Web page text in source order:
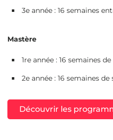
3e année : 16 semaines
Mastère
1re année : 16 semaines
2e année : 16 semaines de
Découvrir les